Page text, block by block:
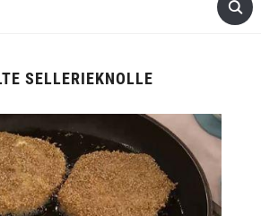
SELLERIEKNOLLE